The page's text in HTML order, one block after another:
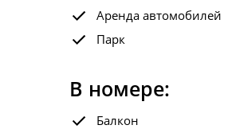
Аренда автомобилей
Парк
В номере:
Балкон